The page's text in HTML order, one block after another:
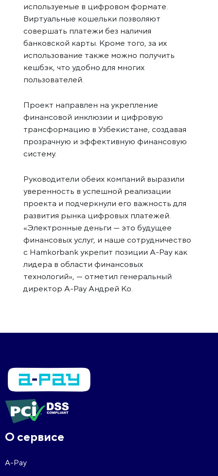
используемые в цифровом формате.
Виртуальные кошельки позволяют
совершать платежи без наличия
банковской карты. Кроме того, за их
использование также можно получить
кешбэк, что удобно для многих
пользователей.
Проект направлен на укрепление
финансовой инклюзии и цифровую
трансформацию в Узбекистане, создавая
прозрачную и эффективную финансовую
систему.
Руководители обеих компаний выразили
уверенность в успешной реализации
проекта и подчеркнули его важность для
развития рынка цифровых платежей.
«Электронные деньги — это будущее
финансовых услуг, и наше сотрудничество
с Hamkorbank укрепит позиции A-Pay как
лидера в области финансовых
технологий», — отметил генеральный
директор A-Pay Андрей Ко.
О сервисе
A-Pay